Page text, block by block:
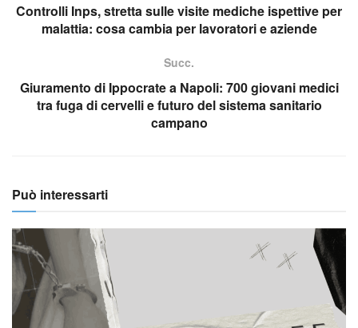
Controlli Inps, stretta sulle visite mediche ispettive per
malattia: cosa cambia per lavoratori e aziende
Succ.
Giuramento di Ippocrate a Napoli: 700 giovani medici
tra fuga di cervelli e futuro del sistema sanitario
campano
Può interessarti